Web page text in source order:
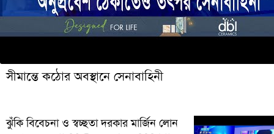
সীমান্তে কঠোর অবস্থানে সেনাবাহিনী
ঝুঁকি বিবেচনা ও স্বচ্ছতা দরকার মার্জিন লোন